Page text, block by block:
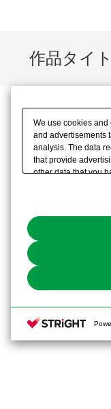
作品タイ
We use cookies
and advertisements
analysis. The data
that provide
other data that you
the use of all
You can change